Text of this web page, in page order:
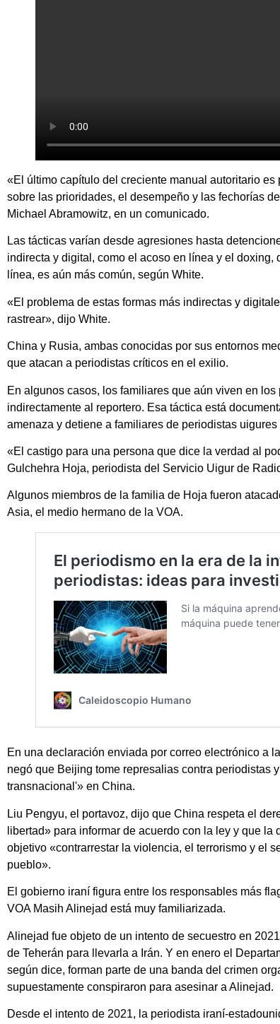
«El último capítulo del creciente manual autoritario
sobre las prioridades, el desempeño y las fechorías
Michael Abramowitz, en un comunicado.
Las tácticas varían desde agresiones hasta
indirecta y digital, como el acoso en línea y el
línea, es aún más común, según White.
«El problema de estas formas más indirectas y
rastrear», dijo White.
China y Rusia, ambas conocidas por sus entornos
que atacan a periodistas críticos en el exilio.
En algunos casos, los familiares que aún viven en
indirectamente al reportero. Esa táctica está
amenaza y detiene a familiares de periodistas
«El castigo para una persona que dice la verdad al
Gulchehra Hoja, periodista del Servicio Uigur de
Algunos miembros de la familia de Hoja fueron
Asia, el medio hermano de la VOA.
En una declaración enviada por correo electrónico a
negó que Beijing tome represalias contra periodistas
transnacional'» en China.
Liu Pengyu, el portavoz, dijo que China respeta el
libertad» para informar de acuerdo con la ley y que
objetivo «contrarrestar la violencia, el terrorismo y el
pueblo».
El gobierno iraní figura entre los responsables más
VOA Masih Alinejad está muy familiarizada.
Alinejad fue objeto de un intento de secuestro en
de Teherán para llevarla a Irán. Y en enero el
según dice, forman parte de una banda del crimen
supuestamente conspiraron para asesinar a Alinejad.
Desde el intento de 2021, la periodista iraní-